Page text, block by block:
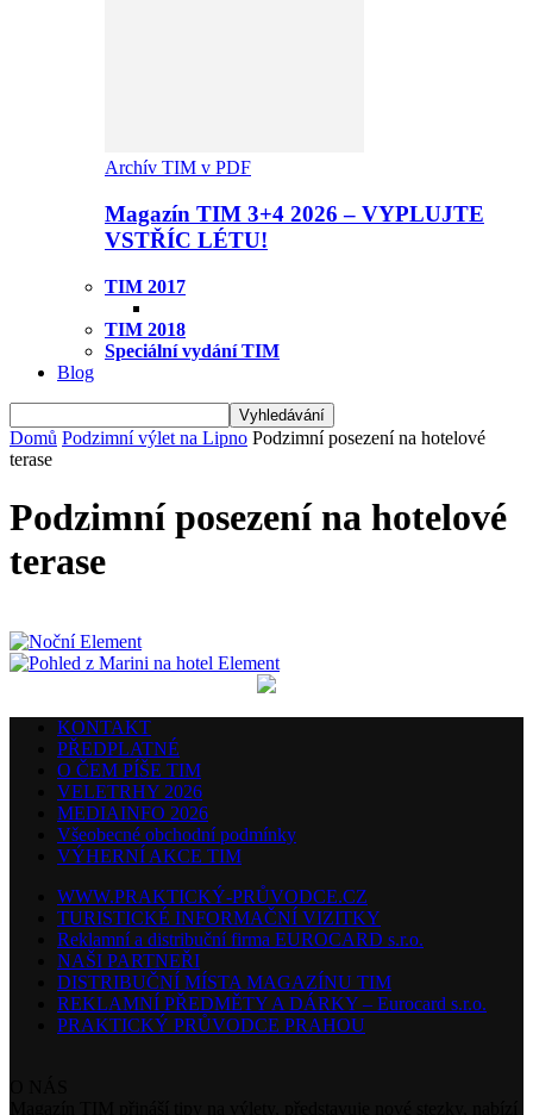
Archív TIM v PDF
Magazín TIM 3+4 2026 – VYPLUJTE
VSTŘÍC LÉTU!
TIM 2017
TIM 2018
Speciální vydání TIM
Blog
Domů Podzimní výlet na Lipno Podzimní posezení na hotelové
terase
Podzimní posezení na hotelové
terase
KONTAKT
PŘEDPLATNÉ
O ČEM PÍŠE TIM
VELETRHY 2026
MEDIAINFO 2026
Všeobecné obchodní podmínky
VÝHERNÍ AKCE TIM
WWW.PRAKTICKÝ-PRŮVODCE.CZ
TURISTICKÉ INFORMAČNÍ VIZITKY
Reklamní a distribuční firma EUROCARD s.r.o.
NAŠI PARTNEŘI
DISTRIBUČNÍ MÍSTA MAGAZÍNU TIM
REKLAMNÍ PŘEDMĚTY A DÁRKY – Eurocard s.r.o.
PRAKTICKÝ PRŮVODCE PRAHOU